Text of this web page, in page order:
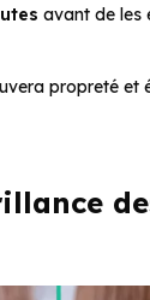
avant de les
propreté et